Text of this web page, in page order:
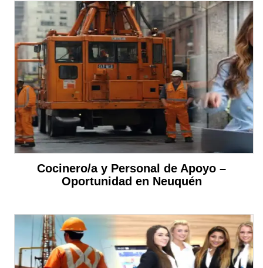
Cocinero/a y Personal de Apoyo –
Oportunidad en Neuquén